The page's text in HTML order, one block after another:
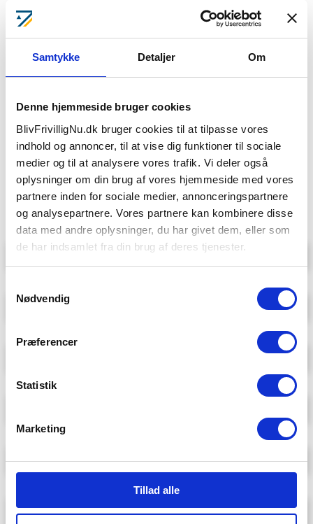
Samtykke Detaljer Om
Denne hjemmeside bruger cookies
BlivFrivilligNu.dk bruger cookies til at tilpasse vores
indhold og annoncer, til at vise dig funktioner til sociale
medier og til at analysere vores trafik. Vi deler også
oplysninger om din brug af vores hjemmeside med vores
partnere inden for sociale medier, annonceringspartnere
og analysepartnere. Vores partnere kan kombinere disse
data med andre oplysninger, du har givet dem, eller som
de har indsamlet fra din brug af deres tjenester.
Nødvendig
Præferencer
Statistik
Marketing
Tillad alle
Åsumvej 35
By
5240 Odense SØ
Kontaktperson
Michel H K Andreassen
23362917
Status
Søger kandidater
Michel H K Andreassen
Fulde navn
Telefon
By